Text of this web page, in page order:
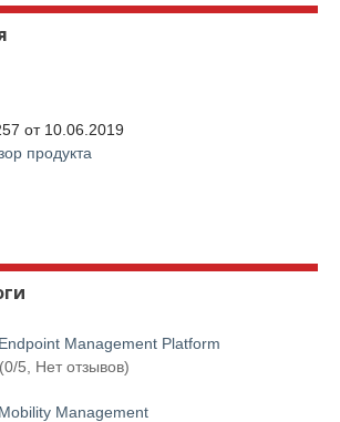
от 10.06.2019
продукта
Management Platform
(0/5, Нет отзывов)
Management